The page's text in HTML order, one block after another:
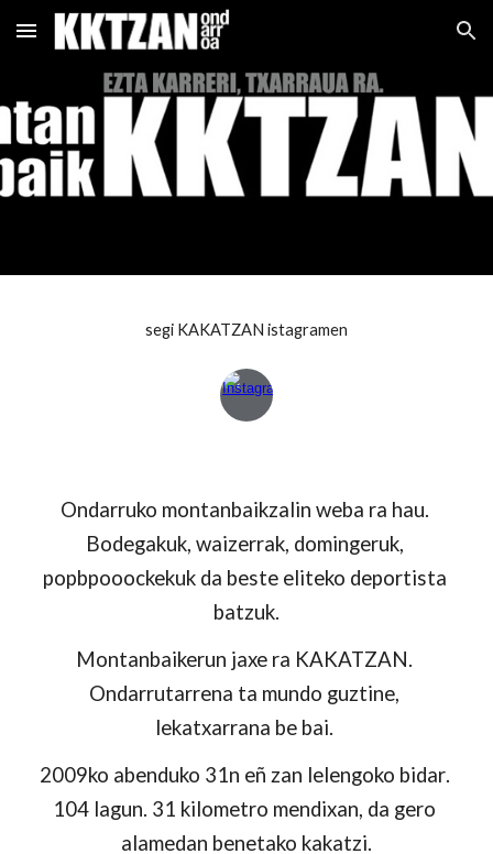
Skip to main content Skip to navigation
segi KAKATZAN istagramen
Ondarruko montanbaikzalin weba ra hau.
Bodegakuk, waizerrak, domingeruk,
popbpooockekuk da beste eliteko deportista
batzuk.
M
Ondarrutarrena ta mundo guztine
lekatxarrana be bai.
2009ko abenduko 31n eñ zan lelengoko bidar.
104 lagun. 31 kilometro mendixan, da gero
alamedan benetako kakatzi.